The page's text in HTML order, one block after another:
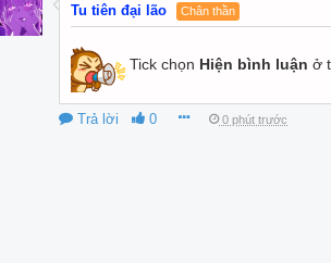
Tu tiên đại lão Chân thần
Tick chọn Hiện bình luận ở
Trả lời 0 0 phút trước